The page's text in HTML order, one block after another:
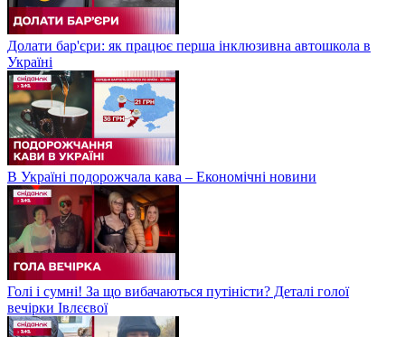
Долати бар'єри: як працює перша інклюзивна автошкола в
Україні
В Україні подорожчала кава – Економічні новини
Голі і сумні! За що вибачаються путіністи? Деталі голої
вечірки Івлєєвої